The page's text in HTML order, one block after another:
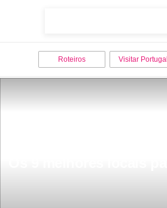
Roteiros Visitar Portugal